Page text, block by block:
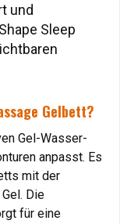
und
Sleep
Gelbett?
Gel-Wasser-
anpasst. Es
mit der
Die
für eine
und
Sleep
Gelbett?
Gel-Wasser-
anpasst. Es
mit der
Die
für eine